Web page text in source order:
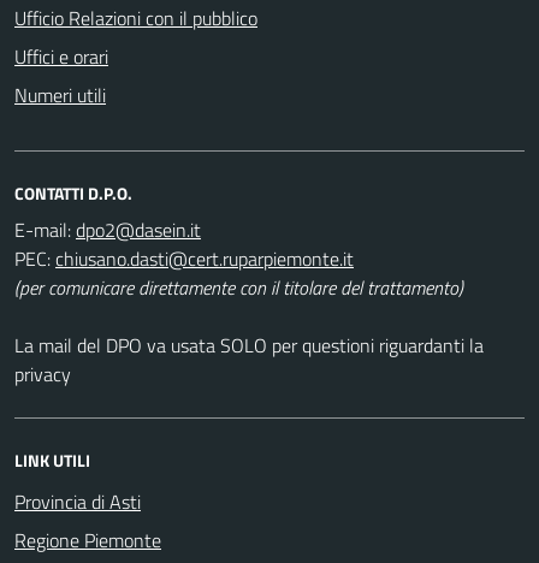
Ufficio Relazioni con il pubblico
Uffici e orari
Numeri utili
CONTATTI D.P.O.
E-mail:
PEC:
(per comunicare direttamente con il titolare del trattamento)
La mail del DPO va usata SOLO per questioni riguardanti la
privacy
LINK UTILI
Provincia di Asti
Regione Piemonte